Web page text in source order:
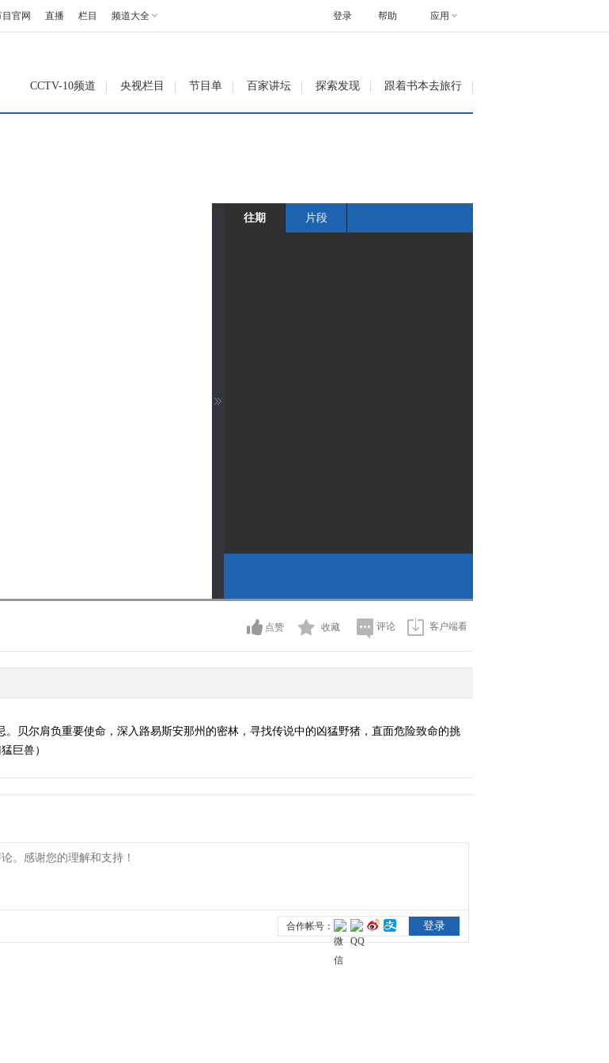
目官网 直播 栏目 频道大全 帮助 应用
登录
CCTV-10频道 央视栏目 节目单 百家讲坛 探索发现 跟着书本去旅行
往期 片段
点赞 收藏 评论 客户端看
贝尔肩负重要使命，深入路易斯安那州的密林，寻找传说中的凶猛野猪，直面危险致命的挑
巨兽）